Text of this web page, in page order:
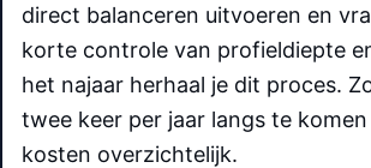
direct balanceren uitvoeren en
korte controle van profieldiepte
het najaar herhaal je dit proces.
twee keer per jaar langs te
kosten overzichtelijk.